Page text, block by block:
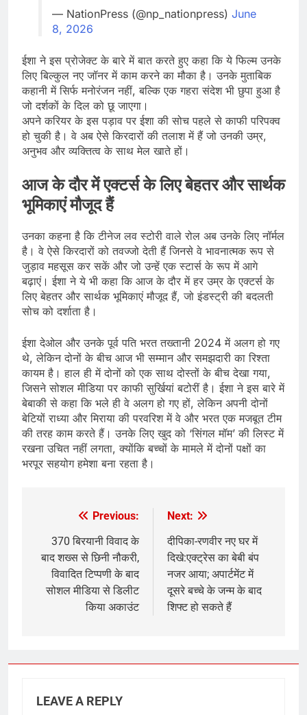
— NationPress (@np_nationpress) June
8, 2026
ईशा ने इस प्रोजेक्ट के बारे में बात करते हुए कहा कि ये फिल्म उनके
लिए बिल्कुल नए जॉनर में काम करने का मौका है। उनके मुताबिक
कहानी में सिर्फ मनोरंजन नहीं, बल्कि एक गहरा संदेश भी छुपा हुआ है
जो दर्शकों के दिल को छू जाएगा।
अपने करियर के इस पड़ाव पर ईशा की सोच पहले से काफी परिपक्व
हो चुकी है। वे अब ऐसे किरदारों की तलाश में हैं जो उनकी उम्र,
अनुभव और व्यक्तित्व के साथ मेल खाते हों।
आज के दौर में एक्टर्स के लिए बेहतर और सार्थक
भूमिकाएं मौजूद हैं
उनका कहना है कि टीनेज लव स्टोरी वाले रोल अब उनके लिए नॉर्मल
है। वे ऐसे किरदारों को तवज्जो देती हैं जिनसे वे भावनात्मक रूप से
जुड़ाव महसूस कर सकें और जो उन्हें एक स्टार्स के रूप में आगे
बढ़ाएं। ईशा ने ये भी कहा कि आज के दौर में हर उम्र के एक्टर्स के
लिए बेहतर और सार्थक भूमिकाएं मौजूद हैं, जो इंडस्ट्री की बदलती
सोच को दर्शाता है।
ईशा देओल और उनके पूर्व पति भरत तख्तानी 2024 में अलग हो गए
थे, लेकिन दोनों के बीच आज भी सम्मान और समझदारी का रिश्ता
कायम है। हाल ही में दोनों को एक साथ दोस्तों के बीच देखा गया,
जिसने सोशल मीडिया पर काफी सुर्खियां बटोरीं है। ईशा ने इस बारे में
बेबाकी से कहा कि भले ही वे अलग हो गए हों, लेकिन अपनी दोनों
बेटियों राध्या और मिराया की परवरिश में वे और भरत एक मजबूत टीम
की तरह काम करते हैं। उनके लिए खुद को ‘सिंगल मॉम’ की लिस्ट में
रखना उचित नहीं लगता, क्योंकि बच्चों के मामले में दोनों पक्षों का
भरपूर सहयोग हमेशा बना रहता है।
navigation
Previous:
370 बिरयानी विवाद के
बाद शख्स से छिनी नौकरी,
विवादित टिप्पणी के बाद
सोशल मीडिया से डिलीट
किया अकाउंट
Next:
दीपिका-रणवीर नए घर में
दिखे:एक्ट्रेस का बेबी बंप
नजर आया; अपार्टमेंट में
दूसरे बच्चे के जन्म के बाद
शिफ्ट हो सकते हैं
LEAVE A REPLY